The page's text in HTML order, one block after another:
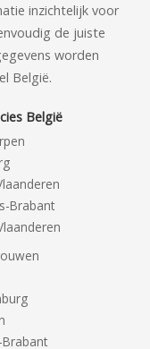
inzichtelijk voor
de juiste
worden
België.
België
Brabant